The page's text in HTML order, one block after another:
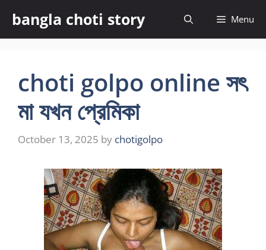
content
bangla choti story Menu
choti golpo online সৎ
মা যখন প্রেমিকা
October 13, 2025 by chotigolpo